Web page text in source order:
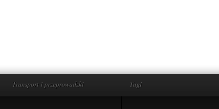
Transport i przeprowadzki Tagi